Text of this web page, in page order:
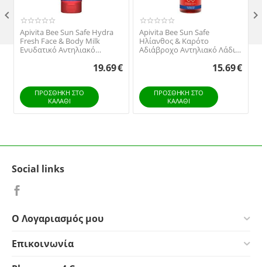
Apivita Bee Sun Safe Hydra
Fresh Face & Body Milk
Ενυδατικό Αντηλιακό
19.69€
ΠΡΟΣΘΉΚΗ ΣΤΟ
ΚΑΛΆΘΙ
Apivita Bee Sun Safe
Ηλίανθος & Καρότο
Αδιάβροχο Αντηλιακό Λάδι
15.69€
ΠΡΟΣΘΉΚΗ ΣΤΟ
ΚΑΛΆΘΙ
 
Social links
Ο Λογαριασμός μου
Επικοινωνία